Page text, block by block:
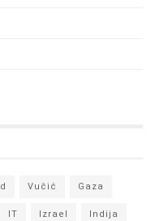
Vučić Gaza
IT Izrael Indija